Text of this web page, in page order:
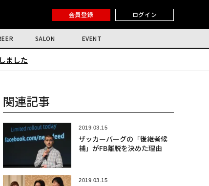
会員登録 ログイン
SALON EVENT
ました
関連記事
2019.03.15
ザッカーバーグの「後継者候
補」がFB離脱を決めた理由
2019.03.15